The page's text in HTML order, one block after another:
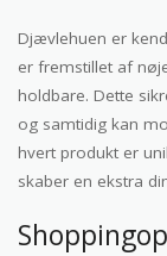
Djævlehuen er
er fremstillet af
holdbare. Dette
og samtidig kan
hvert produkt er
skaber en ekstra